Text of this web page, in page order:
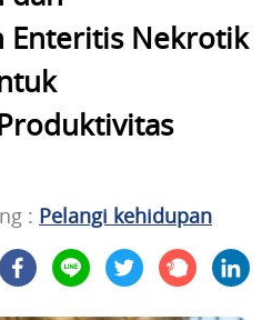
Enteritis Nekrotik
: Pelangi kehidupan